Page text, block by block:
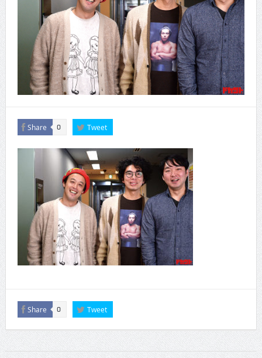
CINEMA×STYLE 285号
CINEMA×STYLE 294号
Share 0 Tweet
Share 0 Tweet